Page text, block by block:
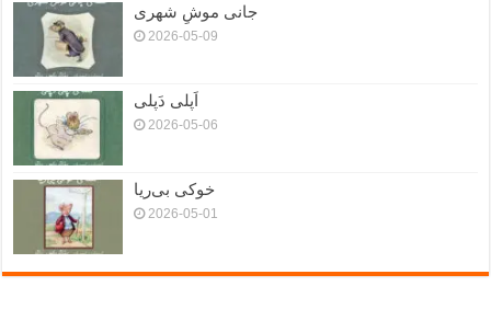
جانی موشِ شهری
2026-05-09
اَپلی دَپلی
2026-05-06
خوکی بی‌ریا
2026-05-01